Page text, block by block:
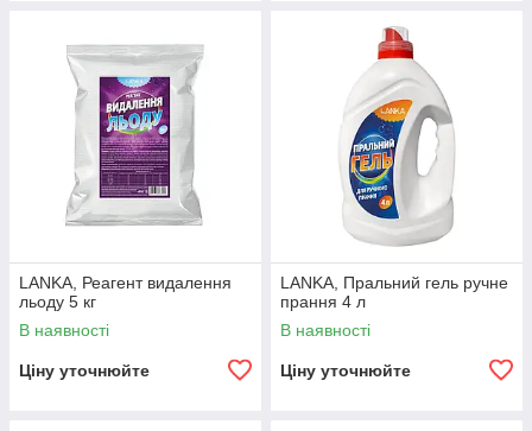
LANKA, Реагент видалення
льоду 5 кг
В наявності
Ціну уточнюйте
LANKA, Пральний гель ручне
прання 4 л
В наявності
Ціну уточнюйте